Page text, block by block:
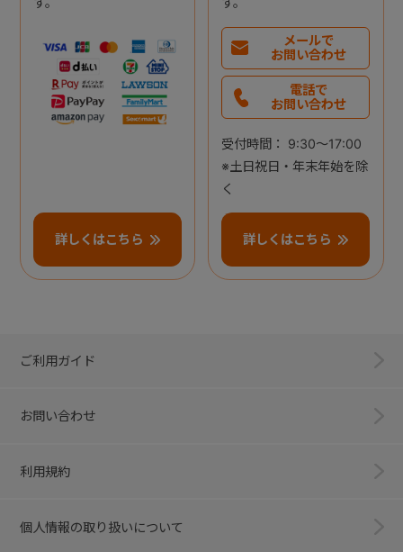
詳しくはこちら
メールで
お問い合わせ
電話で
お問い合わせ
受付時間： 9:30～17:00
※土日祝日・年末年始を除
く
詳しくはこちら
ご利用ガイド
お問い合わせ
利用規約
個人情報の取り扱いについて